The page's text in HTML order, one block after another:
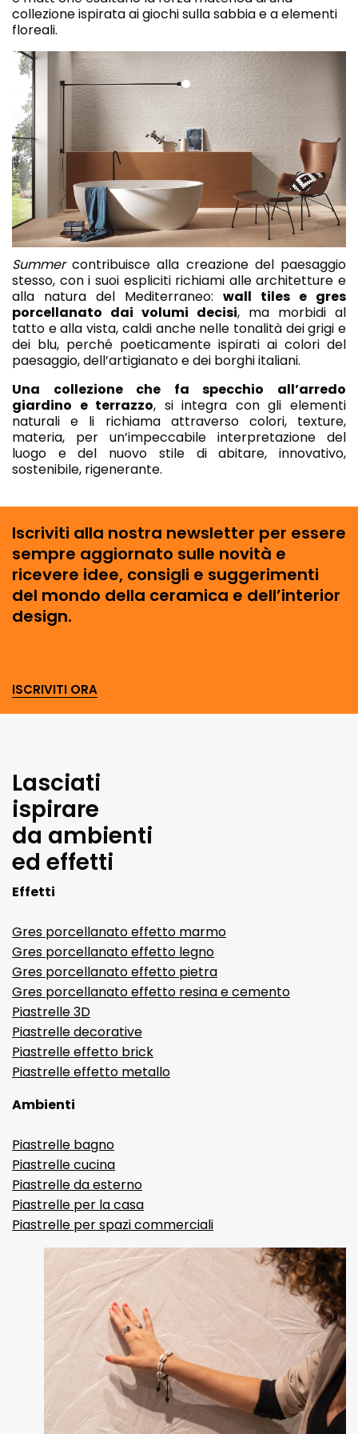
collezione ispirata ai giochi sulla sabbia e a elementi
floreali.
Summercontribuisce alla creazione del paesaggio
stesso, con i suoi espliciti richiami alle architetture e
alla natura del Mediterraneo: wall tiles e gres
porcellanato dai volumi decisi, ma morbidi al
tatto e alla vista, caldi anche nelle tonalità dei grigi e
dei blu, perché poeticamente ispirati ai colori del
paesaggio, dell’artigianato e dei borghi italiani.
Una collezione che fa specchio all’arredo
giardino e terrazzo, si integra con gli elementi
naturali e li richiama attraverso colori, texture,
materia, per un’impeccabile interpretazione del
luogo e del nuovo stile di abitare, innovativo,
sostenibile, rigenerante.
Iscriviti alla nostra newsletter per essere
sempre aggiornato sulle novità e
ricevere idee, consigli e suggerimenti
del mondo della ceramica e dell’interior
design.
ISCRIVITI ORA
Lasciati
ispirare
da ambienti
ed effetti
Effetti
Gres porcellanato effetto marmo
Gres porcellanato effetto legno
Gres porcellanato effetto pietra
Gres porcellanato effetto resina e cemento
Piastrelle 3D
Piastrelle decorative
Piastrelle effetto brick
Piastrelle effetto metallo
Ambienti
Piastrelle bagno
Piastrelle cucina
Piastrelle da esterno
Piastrelle per la casa
Piastrelle per spazi commerciali